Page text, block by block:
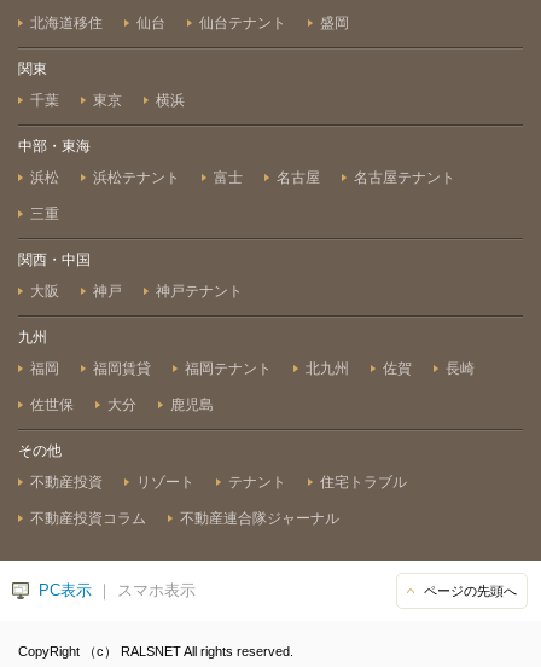
北海道移住 仙台 仙台テナント 盛岡
関東
千葉
東京 横浜
中部・東海
浜松
浜松テナント 富士 名古屋 名古屋テナント
三重
関西・中国
大阪
神戸 神戸テナント
九州
福岡
福岡賃貸 福岡テナント 北九州 佐賀 長崎
佐世保 大分 鹿児島
その他
不動産投資
リゾート テナント 住宅トラブル
不動産投資コラム 不動産連合隊ジャーナル
PC表示 ｜ スマホ表示 ページの先頭へ
CopyRight （c） RALSNET All rights reserved.